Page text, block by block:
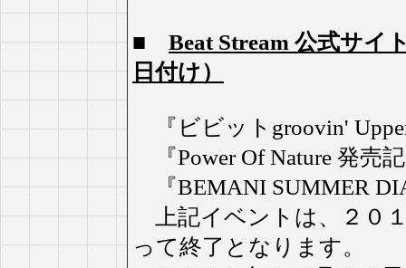
■ Beat Stream 公式サイ
日付け）
『ビビットgroovin'
『Power Of Nature 発売
『BEMANI SUMMER
上記イベントは、２０
って終了となります。